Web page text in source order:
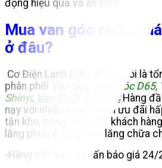
động hiệu quả và an toàn.
Mua van góc chữa
ở đâu?
Cơ Điện Lạnh Eriko chúng tôi là
phân phối Van Góc, Van Góc
Shinyi, Van Thiết Bị PCCC Hàng
nạy với nhiều chính sách ưu đãi
tận kho, công trình cho khách
lăng phun a cũng như lăng chữa
-Hàng sẵn kho, tư vấn báo giá 24/